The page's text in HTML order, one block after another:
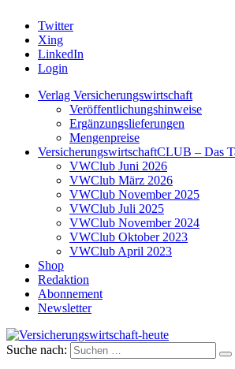
Twitter
Xing
LinkedIn
Login
Verlag Versicherungswirtschaft
Veröffentlichungshinweise
Ergänzungslieferungen
Mengenpreise
VersicherungswirtschaftCLUB – Das
VWClub Juni 2026
VWClub März 2026
VWClub November 2025
VWClub Juli 2025
VWClub November 2024
VWClub Oktober 2023
VWClub April 2023
Shop
Redaktion
Abonnement
Newsletter
Versicherungswirtschaft-heute
Suche nach: